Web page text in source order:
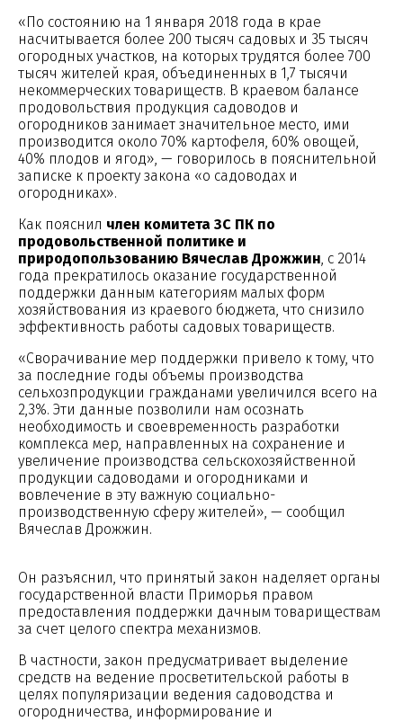
«По состоянию на 1 января 2018 года в крае
насчитывается более 200 тысяч садовых и 35 тысяч
огородных участков, на которых трудятся более 700
тысяч жителей края, объединенных в 1,7 тысячи
некоммерческих товариществ. В краевом балансе
продовольствия продукция садоводов и
огородников занимает значительное место, ими
производится около 70% картофеля, 60% овощей,
40% плодов и ягод», — говорилось в пояснительной
записке к проекту закона «о садоводах и
огородниках».
Как пояснил член комитета ЗС ПК по
продовольственной политике и
природопользованию Вячеслав Дрожжин , с 2014
года прекратилось оказание государственной
поддержки данным категориям малых форм
хозяйствования из краевого бюджета, что снизило
эффективность работы садовых товариществ.
«Сворачивание мер поддержки привело к тому, что
за последние годы объемы производства
сельхозпродукции гражданами увеличился всего на
2,3%. Эти данные позволили нам осознать
необходимость и своевременность разработки
комплекса мер, направленных на сохранение и
увеличение производства сельскохозяйственной
продукции садоводами и огородниками и
вовлечение в эту важную социально-
производственную сферу жителей», — сообщил
Вячеслав Дрожжин.
Он разъяснил, что принятый закон наделяет органы
государственной власти Приморья правом
предоставления поддержки дачным товариществам
за счет целого спектра механизмов.
В частности, закон предусматривает выделение
средств на ведение просветительской работы в
целях популяризации ведения садоводства и
огородничества, информирование и